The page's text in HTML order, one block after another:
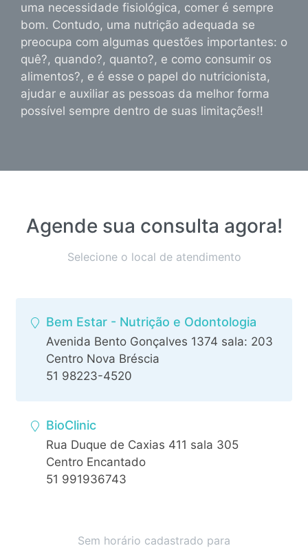
uma necessidade fisiológica, comer é sempre
bom. Contudo, uma nutrição adequada se
preocupa com algumas questões importantes: o
quê?, quando?, quanto?, e como consumir os
alimentos?, e é esse o papel do nutricionista,
ajudar e auxiliar as pessoas da melhor forma
possível sempre dentro de suas limitações!!
Agende sua consulta agora!
Selecione o local de atendimento
Bem Estar - Nutrição e Odontologia
Avenida Bento Gonçalves 1374 sala: 203
Centro Nova Bréscia
51 98223-4520
BioClinic
Rua Duque de Caxias 411 sala 305
Centro Encantado
51 991936743
Sem horário cadastrado para